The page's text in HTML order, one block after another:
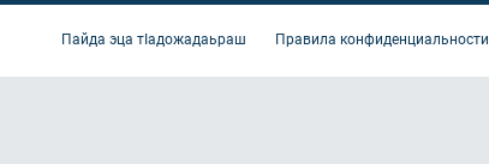
Пайда эца тIадожадаьраш Правила конфиденциальности